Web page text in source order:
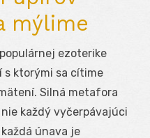
mýlime
ezoterike
s ktorými sa cítime
Silná metafora
každý vyčerpávajúci
únava je